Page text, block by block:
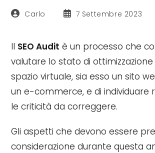
Autore
Carlo
Articolo
7 Settembre 2023
Il SEO Audit è un processo che
valutare lo stato di
spazio virtuale, sia esso un sito
un e-commerce, e di individuare
le criticità da correggere.
Gli aspetti che devono essere
considerazione durante questa